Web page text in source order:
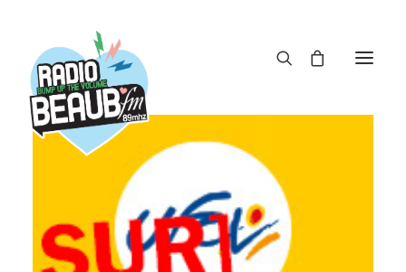
ÉMISSIONS
BOUTIQUE